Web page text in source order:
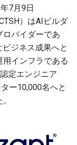
7月9日
）はAIビルダ
バイダーであ
ジネス成果へと
インフラである
定エンジニア
ー10,000名へと